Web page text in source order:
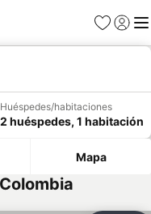
Favoritos
Iniciar
Huéspedes/habitaciones
2 huéspedes, 1 habitación
Mapa